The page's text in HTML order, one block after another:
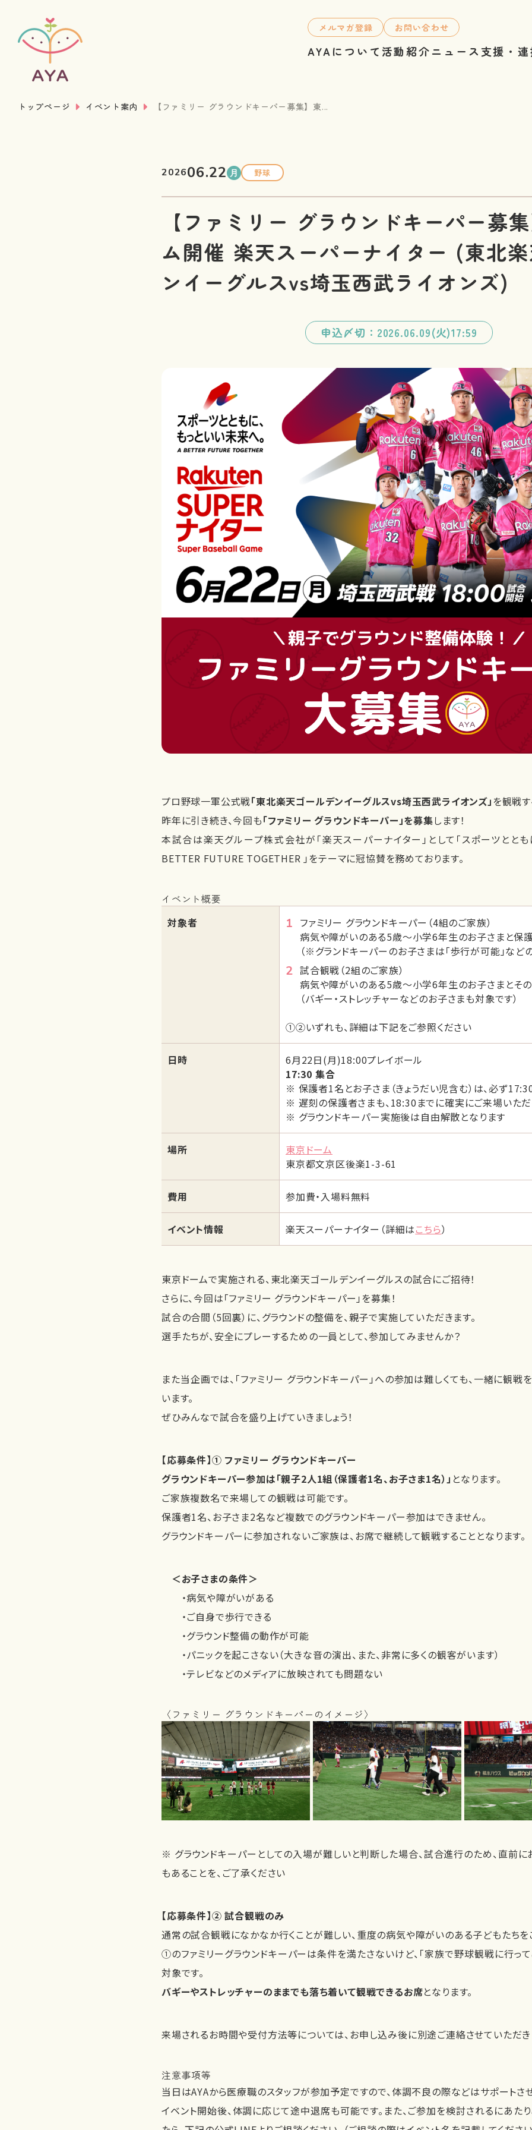
メルマガ登録 お問い合わせ
AYAについて活動紹介ニュース支援・連
トップページ イベント案内 【ファミリー グラウンドキーパー募集】東...
202606.22 月 野球
【ファミリー グラウンドキーパー募
ム開催 楽天スーパーナイター (東北
ンイーグルスvs埼玉西武ライオンズ)
申込〆切：2026.06.09(火)17:59
プロ野球一軍公式戦「東北楽天ゴールデンイーグルスvs埼玉西武ライオンズ」を観戦す
昨年に引き続き、今回も「ファミリー グラウンドキーパー」を募集します！
本試合は楽天グループ株式会社が「楽天スーパーナイター」として「スポーツととも
BETTER FUTURE TOGETHER 」をテーマに冠協賛を務めております。
イベント概要
対象者
ファミリー グラウンドキーパー（4組のご家族）
病気や障がいのある5歳〜小学6年生のお子さまと保
（※グランドキーパーのお子さまは「歩行が可能」など
試合観戦（2組のご家族）
病気や障がいのある5歳〜小学6年生のお子さまとそ
（バギー・ストレッチャーなどのお子さまも対象です）
①②いずれも、詳細は下記をご参照ください
日時
6月22日(月)18:00プレイボール
17:30 集合
※ 保護者1名とお子さま（きょうだい児含む）は、必ず
※ 遅刻の保護者さまも、18:30までに確実にご来場いた
※ グラウンドキーパー実施後は自由解散となります
場所
東京ドーム
東京都文京区後楽1-3-61
費用 参加費・入場料無料
イベント情報 楽天スーパーナイター（詳細はこちら）
東京ドームで実施される、東北楽天ゴールデンイーグルスの試合にご招待！
さらに、今回は「ファミリー グラウンドキーパー」を募集！
試合の合間（5回裏）に、グラウンドの整備を、親子で実施していただきます。
選手たちが、安全にプレーするための一員として、参加してみませんか？
また当企画では、「ファミリー グラウンドキーパー」への参加は難しくても、一緒に観
います。
ぜひみんなで試合を盛り上げていきましょう！
【応募条件】① ファミリー グラウンドキーパー
グラウンドキーパー参加は「親子2人1組（保護者1名、お子さま1名）」 となります。
ご家族複数名で来場しての観戦は可能です。
保護者1名、お子さま2名など複数でのグラウンドキーパー参加はできません。
グラウンドキーパーに参加されないご家族は、お席で継続して観戦することとなります。
＜お子さまの条件＞
・病気や障がいがある
・ご自身で歩行できる
・グラウンド整備の動作が可能
・パニックを起こさない（大きな音の演出、また、非常に多くの観客がいます）
・テレビなどのメディアに放映されても問題ない
〈ファミリー グラウンドキーパーのイメージ〉
※ グラウンドキーパーとしての入場が難しいと判断した場合、試合進行のため、直前に
もあることを、ご了承ください
【応募条件】② 試合観戦のみ
通常の試合観戦になかなか行くことが難しい、重度の病気や障がいのある子どもたちを
①のファミリーグラウンドキーパーは条件を満たさないけど、「家族で野球観戦に行って
対象です。
バギーやストレッチャーのままでも落ち着いて観戦できるお席となります。
来場されるお時間や受付方法等については、お申し込み後に別途ご連絡させていただき
注意事項等
当日はAYAから医療職のスタッフが参加予定ですので、体調不良の際などはサポートさ
イベント開始後、体調に応じて途中退席も可能です。また、ご参加を検討されるにあた